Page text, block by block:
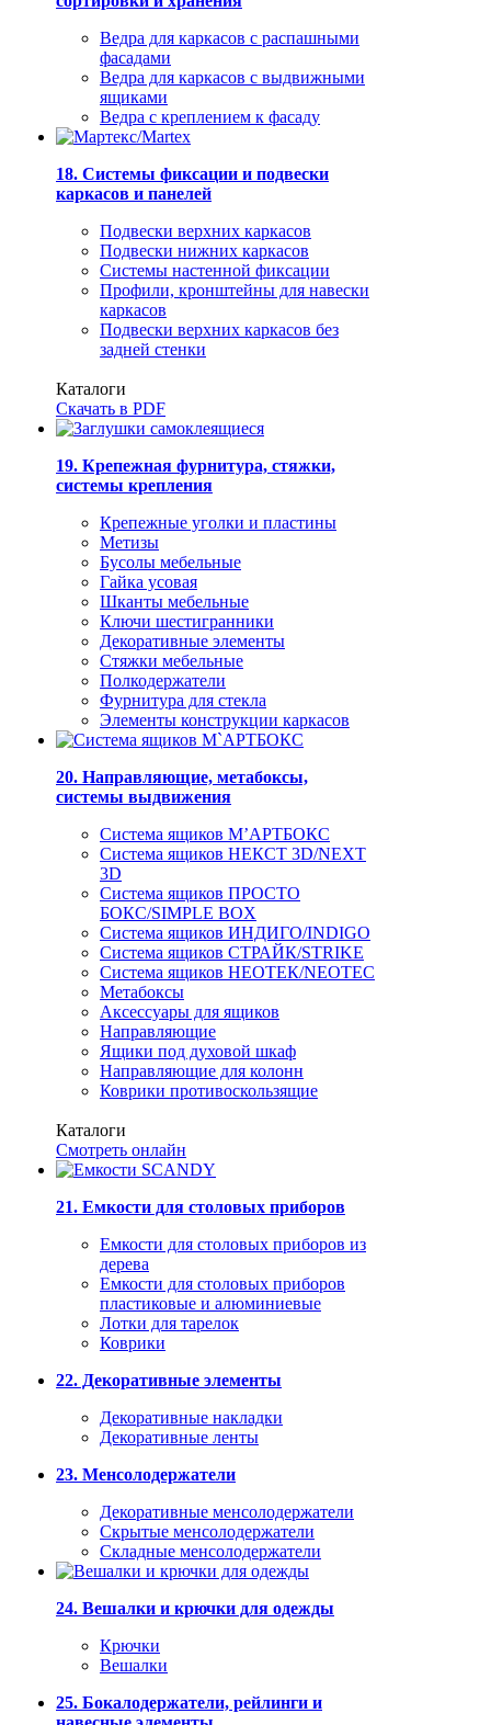
Ведра для каркасов с распашными
фасадами
Ведра для каркасов с выдвижными
ящиками
Ведра с креплением к фасаду
18. Системы фиксации и подвески
каркасов и панелей
Подвески верхних каркасов
Подвески нижних каркасов
Системы настенной фиксации
Профили, кронштейны для навески
каркасов
Подвески верхних каркасов без
задней стенки
Каталоги
Скачать в PDF
19. Крепежная фурнитура, стяжки,
системы крепления
Крепежные уголки и пластины
Метизы
Бусолы мебельные
Гайка усовая
Шканты мебельные
Ключи шестигранники
Декоративные элементы
Стяжки мебельные
Полкодержатели
Фурнитура для стекла
Элементы конструкции каркасов
20. Направляющие, метабоксы,
системы выдвижения
Система ящиков М’АРТБОКС
Система ящиков НЕКСТ 3D/NEXT
3D
Система ящиков ПРОСТО
БОКС/SIMPLE BOX
Система ящиков ИНДИГО/INDIGO
Система ящиков СТРАЙК/STRIKE
Система ящиков НЕОТЕК/NEOTEC
Метабоксы
Аксессуары для ящиков
Направляющие
Ящики под духовой шкаф
Направляющие для колонн
Коврики противоскользящие
Каталоги
Смотреть онлайн
21. Емкости для столовых приборов
Емкости для столовых приборов из
дерева
Емкости для столовых приборов
пластиковые и алюминиевые
Лотки для тарелок
Коврики
22. Декоративные элементы
Декоративные накладки
Декоративные ленты
23. Менсолодержатели
Декоративные менсолодержатели
Скрытые менсолодержатели
Складные менсолодержатели
24. Вешалки и крючки для одежды
Крючки
Вешалки
25. Бокалодержатели, рейлинги и